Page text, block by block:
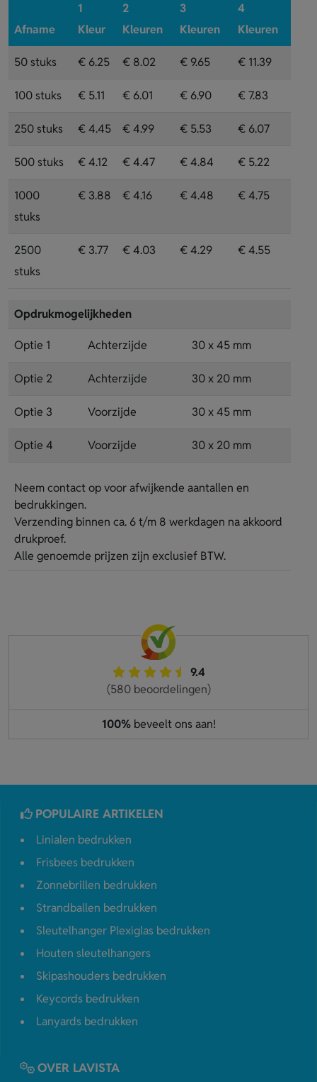
Afname
1
Kleur
2
Kleuren
3
Kleuren
4
Kleuren
50 stuks € 6.25 € 8.02 € 9.65 € 11.39
100 stuks € 5.11 € 6.01 € 6.90 € 7.83
250 stuks € 4.45 € 4.99 € 5.53 € 6.07
500 stuks € 4.12 € 4.47 € 4.84 € 5.22
1000
stuks
€ 3.88 € 4.16 € 4.48 € 4.75
2500
stuks
€ 3.77 € 4.03 € 4.29 € 4.55
Opdrukmogelijkheden
Optie 1 Achterzijde 30 x 45 mm
Optie 2 Achterzijde 30 x 20 mm
Optie 3 Voorzijde 30 x 45 mm
Optie 4 Voorzijde 30 x 20 mm
Neem contact op voor afwijkende aantallen en
bedrukkingen.
Verzending binnen ca. 6 t/m 8 werkdagen na akkoord
drukproef.
Alle genoemde prijzen zijn exclusief BTW.
9.4
(580 beoordelingen)
100%beveelt ons aan!
POPULAIRE ARTIKELEN
Linialen bedrukken
Frisbees bedrukken
Zonnebrillen bedrukken
Strandballen bedrukken
Sleutelhanger Plexiglas bedrukken
Houten sleutelhangers
Skipashouders bedrukken
Keycords bedrukken
Lanyards bedrukken
OVER LAVISTA